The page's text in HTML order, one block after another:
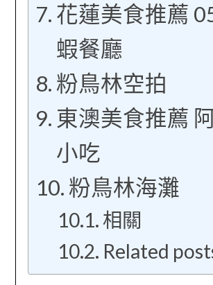
花蓮美食推薦
蝦餐廳
粉鳥林空拍
東澳美食推薦
小吃
粉鳥林海灘
相關
Related